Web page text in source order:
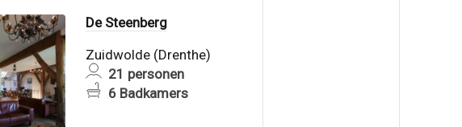
De Steenberg
Zuidwolde (Drenthe)
21 personen
6 Badkamers